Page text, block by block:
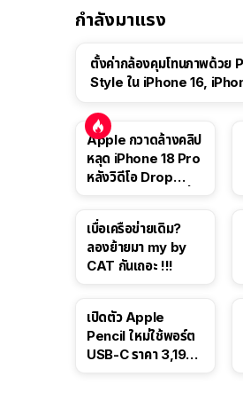
กำลังมาแรง
ตั้งค่ากล้องคุมโทนภาพด้วย
Style ใน iPhone 16,
Apple กวาดล้างคลิป
หลุด iPhone 18 Pro
หลังวิดีโอ Drop
เบื่อเครือข่ายเดิม?
ลองย้ายมา my by
CAT กันเถอะ !!!
เปิดตัว Apple
Pencil ใหม่ใช้พอร์ต
USB-C ราคา 3,190